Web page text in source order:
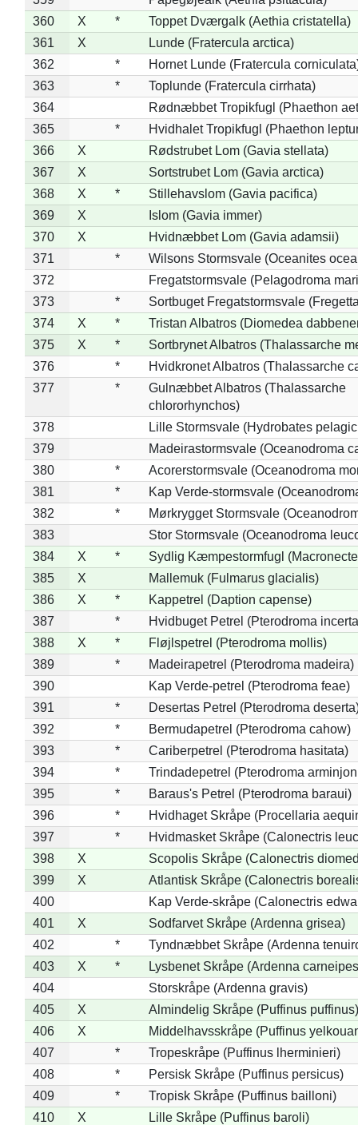
360
X *
Toppet Dværgalk (Aethia cristatella)
361
X
Lunde (Fratercula arctica)
362
*
Hornet Lunde (Fratercula
363
*
Toplunde (Fratercula cirrhata)
364
Rødnæbbet Tropikfugl (Phaethon
365
*
Hvidhalet Tropikfugl (Phaethon
366
X
Rødstrubet Lom (Gavia stellata)
367
X
Sortstrubet Lom (Gavia arctica)
368
X *
Stillehavslom (Gavia pacifica)
369
X
Islom (Gavia immer)
370
X
Hvidnæbbet Lom (Gavia adamsii)
371
*
Wilsons Stormsvale (Oceanites
372
Fregatstormsvale (Pelagodroma
373
*
Sortbuget Fregatstormsvale
374
X *
Tristan Albatros (Diomedea
375
X *
Sortbrynet Albatros (Thalassarche
376
*
Hvidkronet Albatros (Thalassarche
377
*
Gulnæbbet Albatros (Thalassarche
chlororhynchos)
378
Lille Stormsvale (Hydrobates
379
Madeirastormsvale (Oceanodroma
380
*
Acorerstormsvale (Oceanodroma
381
*
Kap Verde-stormsvale
382
*
Mørkrygget Stormsvale
383
Stor Stormsvale (Oceanodroma
384
X *
Sydlig Kæmpestormfugl
385
X
Mallemuk (Fulmarus glacialis)
386
X *
Kappetrel (Daption capense)
387
*
Hvidbuget Petrel (Pterodroma
388
X *
Fløjlspetrel (Pterodroma mollis)
389
*
Madeirapetrel (Pterodroma madeira)
390
Kap Verde-petrel (Pterodroma feae)
391
*
Desertas Petrel (Pterodroma
392
*
Bermudapetrel (Pterodroma cahow)
393
*
Cariberpetrel (Pterodroma hasitata)
394
*
Trindadepetrel (Pterodroma
395
*
Baraus's Petrel (Pterodroma baraui)
396
*
Hvidhaget Skråpe (Procellaria
397
*
Hvidmasket Skråpe (Calonectris
398
X
Scopolis Skråpe (Calonectris
399
X
Atlantisk Skråpe (Calonectris
400
Kap Verde-skråpe (Calonectris
401
X
Sodfarvet Skråpe (Ardenna grisea)
402
*
Tyndnæbbet Skråpe (Ardenna
403
X *
Lysbenet Skråpe (Ardenna
404
Storskråpe (Ardenna gravis)
405
X
Almindelig Skråpe (Puffinus puffinus)
406
X
Middelhavsskråpe (Puffinus
407
*
Tropeskråpe (Puffinus lherminieri)
408
*
Persisk Skråpe (Puffinus persicus)
409
*
Tropisk Skråpe (Puffinus bailloni)
410
X
Lille Skråpe (Puffinus baroli)